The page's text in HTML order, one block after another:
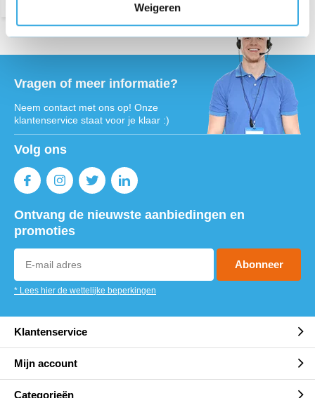
Weigeren
Vragen of meer informatie?
Neem contact met ons op! Onze
klantenservice staat voor je klaar :)
Volg ons
Ontvang de nieuwste aanbiedingen en
promoties
Abonneer
* Lees hier de wettelijke beperkingen
Klantenservice
Mijn account
Categorieën